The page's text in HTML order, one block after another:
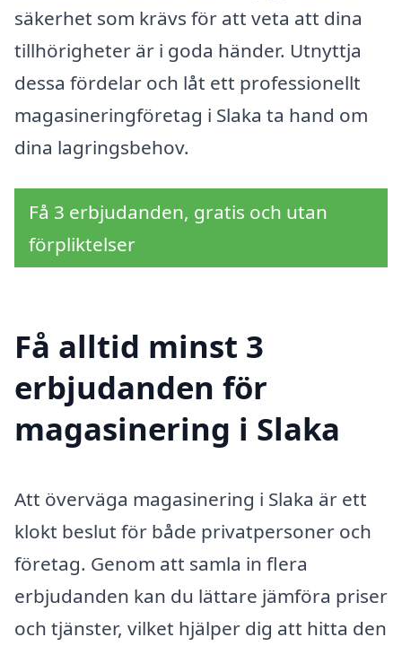
säkerhet som krävs för att veta att dina
tillhörigheter är i goda händer. Utnyttja
dessa fördelar och låt ett professionellt
magasineringföretag i Slaka ta hand om
dina lagringsbehov.
Få 3 erbjudanden, gratis och utan
förpliktelser
Få alltid minst 3
erbjudanden för
magasinering i Slaka
Att överväga magasinering i Slaka är ett
klokt beslut för både privatpersoner och
företag. Genom att samla in flera
erbjudanden kan du lättare jämföra priser
och tjänster, vilket hjälper dig att hitta den